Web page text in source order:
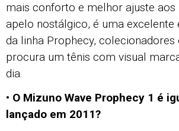
mais conforto e melhor ajuste aos
apelo nostálgico, é uma excelente
da linha Prophecy, colecionadores
procura um tênis com visual
dia.
• O Mizuno Wave Prophecy 1 é
lançado em 2011?